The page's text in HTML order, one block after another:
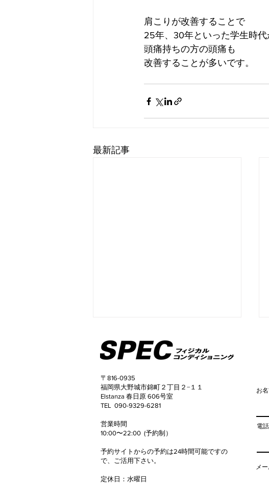
肩こりが改善することで
25年、30年といった学生時代
頭痛持ちの方の頭痛も
改善することが多いです。
最新記事
50代女性 3ヶ月でウエスト
マイナス8.2cm！
〒816-0935
福岡県大野城市錦町２丁目２−１１
Elstanza 春日原 606号室
TEL 090-9329-6281
​営業時間
10:00〜22:00 (予約制）
予約サイトからの予約は24時間可能ですの
で、
ご活用下さい。
定休日 ​： 水曜日
お
電
メ